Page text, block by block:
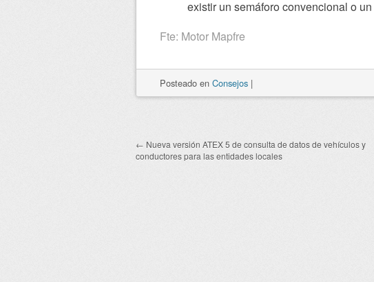
existir un semáforo convencional o
Fte: Motor Mapfre
Posteado en Consejos |
Post navigation
← Nueva versión ATEX 5 de consulta de datos de vehículos y
conductores para las entidades locales